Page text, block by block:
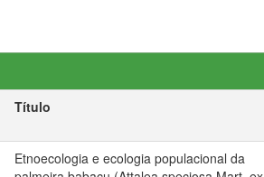
Título
Etnoecologia e ecologia populacional da